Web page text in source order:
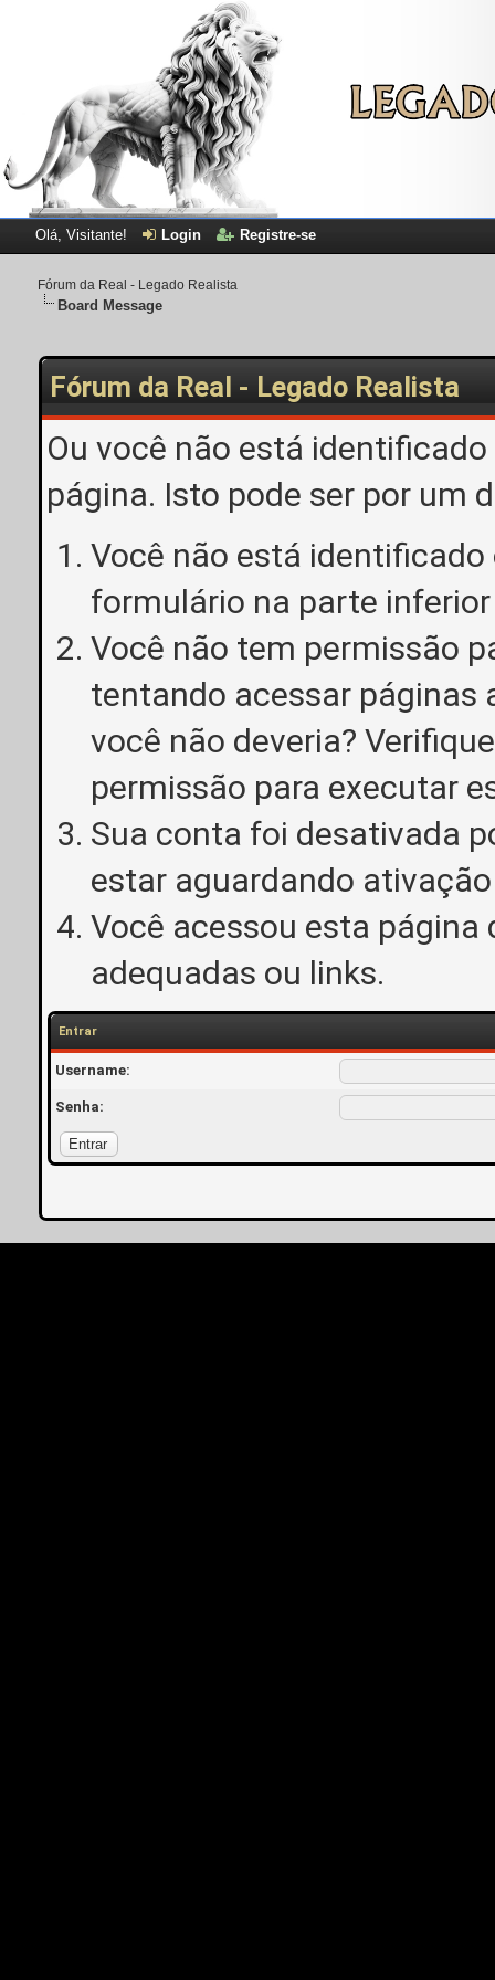
Olá, Visitante! Login Registre-se
Fórum da Real - Legado Realista
Board Message
Fórum da Real - Legado Realista
Ou você não está
página. Isto pode ser por um
Você não está
formulário na parte
Você não tem permissão
tentando acessar páginas
você não deveria?
permissão para executar
Sua conta foi desativada
estar aguardando
Você acessou esta
adequadas ou links.
Entrar
Username:
Senha: